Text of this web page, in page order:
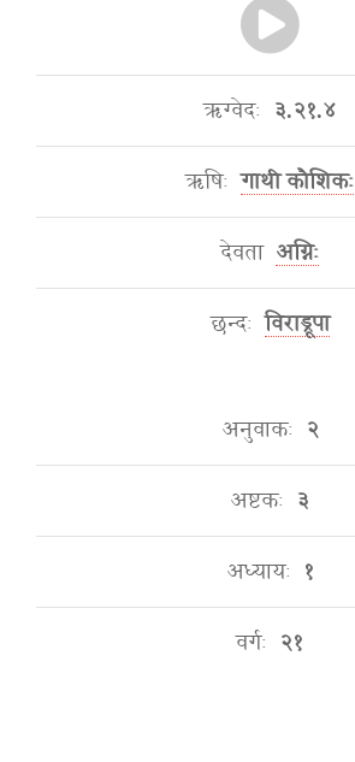
ऋग्वेदः ३.२१.४
ऋषिः गाथी कौशिकः
देवता अग्निः
छन्दः विराड्रूपा
अनुवाकः २
अष्टकः ३
अध्यायः १
वर्गः २१